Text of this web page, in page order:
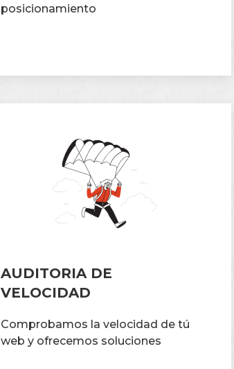
posicionamiento
AUDITORIA DE
VELOCIDAD
Comprobamos la velocidad de tú
web y ofrecemos soluciones